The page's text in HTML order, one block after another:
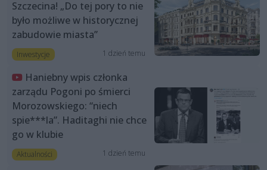
Szczecina! „Do tej pory to nie
było możliwe w historycznej
zabudowie miasta”
Inwestycje 1 dzień temu
Haniebny wpis członka
zarządu Pogoni po śmierci
Morozowskiego: “niech
spie***la”. Haditaghi nie chce
go w klubie
Aktualności 1 dzień temu